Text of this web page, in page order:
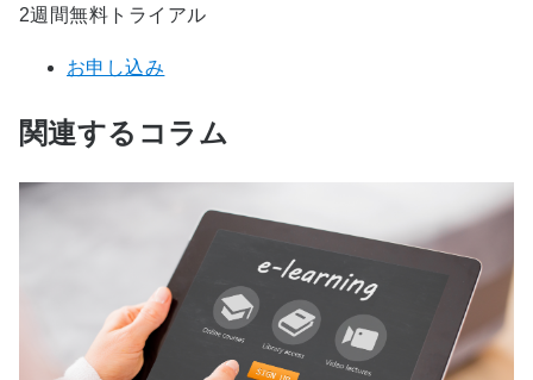
2週間無料トライアル
お申し込み
関連するコラム